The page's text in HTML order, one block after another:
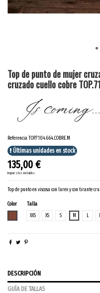
Top de punto de mujer
cruzado cuello cobre
ReferenciaTOP.7104.664..COBRE.M
Últimas unidades en stock
135,00 €
Impuestos incluidos
Top de punto en viscosa con lurex y con tirante
Color
Talla
XXS
XS S M L
DESCRIPCIÓN
GUÍA DE TALLAS